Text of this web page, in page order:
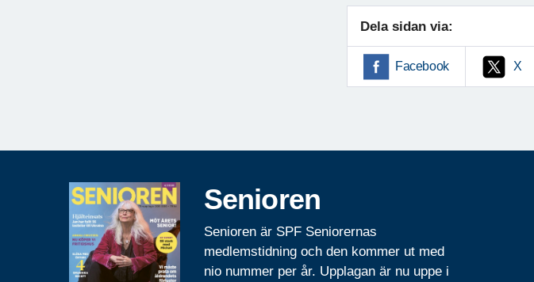
Dela sidan via:
Facebook X
Senioren
Senioren är SPF Seniorernas
medlemstidning och den kommer ut med
nio nummer per år. Upplagan är nu uppe i